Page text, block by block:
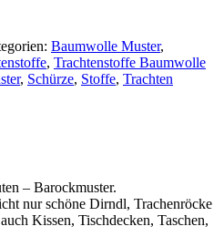
Baumwolle Muster,
, Trachtenstoffe Baumwolle
, Schürze, Stoffe, Trachten
– Barockmuster.
nur schöne Dirndl, Trachenröcke
Kissen, Tischdecken, Taschen,